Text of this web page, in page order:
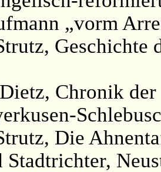
„vorm
Chronik
Die
Stadtrichter,